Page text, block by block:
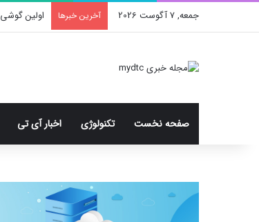
جمعه, 7 آگوست 2026 آخرین خبرها اولین
صفحه نخست تکنولوژی اخبار آی تی